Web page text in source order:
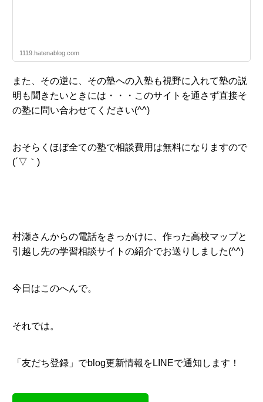
1119.hatenablog.com
また、その逆に、その塾への入塾も視野に入れて塾の説
明も聞きたいときには・・・このサイトを通さず直接そ
の塾に問い合わせてください(^^)
おそらくほぼ全ての塾で相談費用は無料になりますので
(´▽｀)
村瀬さんからの電話をきっかけに、作った高校マップと
引越し先の学習相談サイトの紹介でお送りしました(^^)
今日はこのへんで。
それでは。
「友だち登録」でblog更新情報をLINEで通知します！